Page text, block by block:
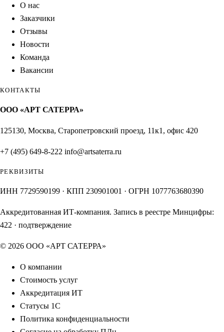
О нас
Заказчики
Отзывы
Новости
Команда
Вакансии
КОНТАКТЫ
ООО «АРТ САТЕРРА»
125130, Москва, Старопетровский проезд, 11к1, офис 420
+7 (495) 649-8-222 info@artsaterra.ru
РЕКВИЗИТЫ
ИНН 7729590199 · КПП 230901001 · ОГРН 1077763680390
Аккредитованная ИТ-компания. Запись в реестре Минцифры:
422 · подтверждение
© 2026 ООО «АРТ САТЕРРА»
О компании
Стоимость услуг
Аккредитация ИТ
Статусы 1С
Политика конфиденциальности